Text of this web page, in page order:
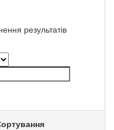
результатів